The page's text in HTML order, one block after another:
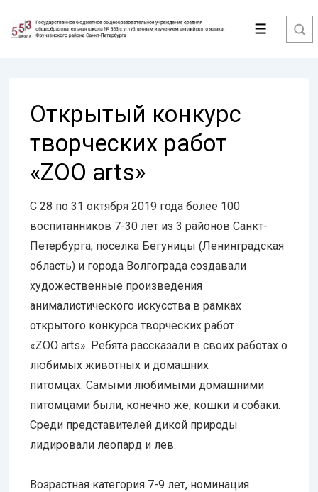
Перейти
Меню
Открытый конкурс
творческих работ
«ZOO arts»
С 28 по 31 октября 2019 года более 100
воспитанников 7-30 лет из 3 районов Санкт-
Петербурга, поселка Бегуницы (Ленинградская
область) и города Волгограда создавали
художественные произведения
анималистического искусства в рамках
открытого конкурса творческих работ
«ZOO arts». Ребята рассказали в своих работах о
любимых животных и домашних
питомцах. Самыми любимыми домашними
питомцами были, конечно же, кошки и собаки.
Среди представителей дикой природы
лидировали леопард и лев.
Возрастная категория 7-9 лет, номинация